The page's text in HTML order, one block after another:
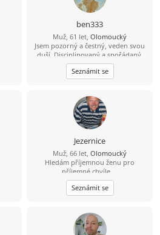
ben333
Muž, 61 let, Olomoucký
Jsem pozorný a čestný, veden svou
duší. Disciplinovaný a spořádaný.
Umím pilotovat letadlo, pokud bys
chtěl letět se mnou. Roky bolesti a
vytrvalosti vybudovaly to, kým jsem
spřízněnou duši.
Seznámit se
Jezernice
Muž, 66 let, Olomoucký
Hledám příjemnou ženu pro
příjemné chvíle....
Seznámit se